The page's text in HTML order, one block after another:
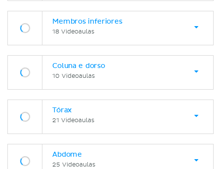
Membros inferiores
18 Videoaulas
Coluna e dorso
10 Videoaulas
Tórax
21 Videoaulas
Abdome
25 Videoaulas